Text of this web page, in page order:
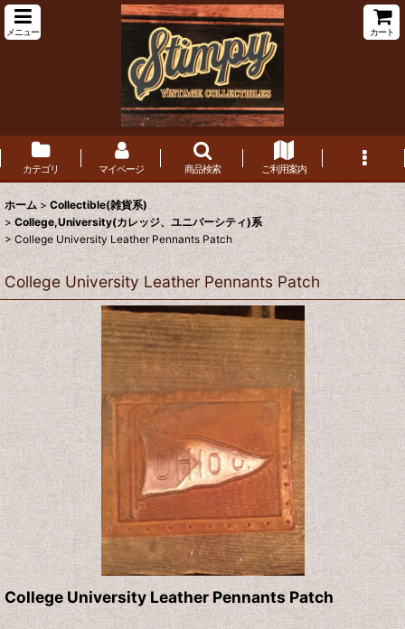
メニュー カート
カテゴリ マイページ 商品検索 ご利用案内
ホーム > Collectible(雑貨系)
> College,University(カレッジ、ユニバーシティ)系
> College University Leather Pennants Patch
College University Leather Pennants Patch
College University Leather Pennants Patch